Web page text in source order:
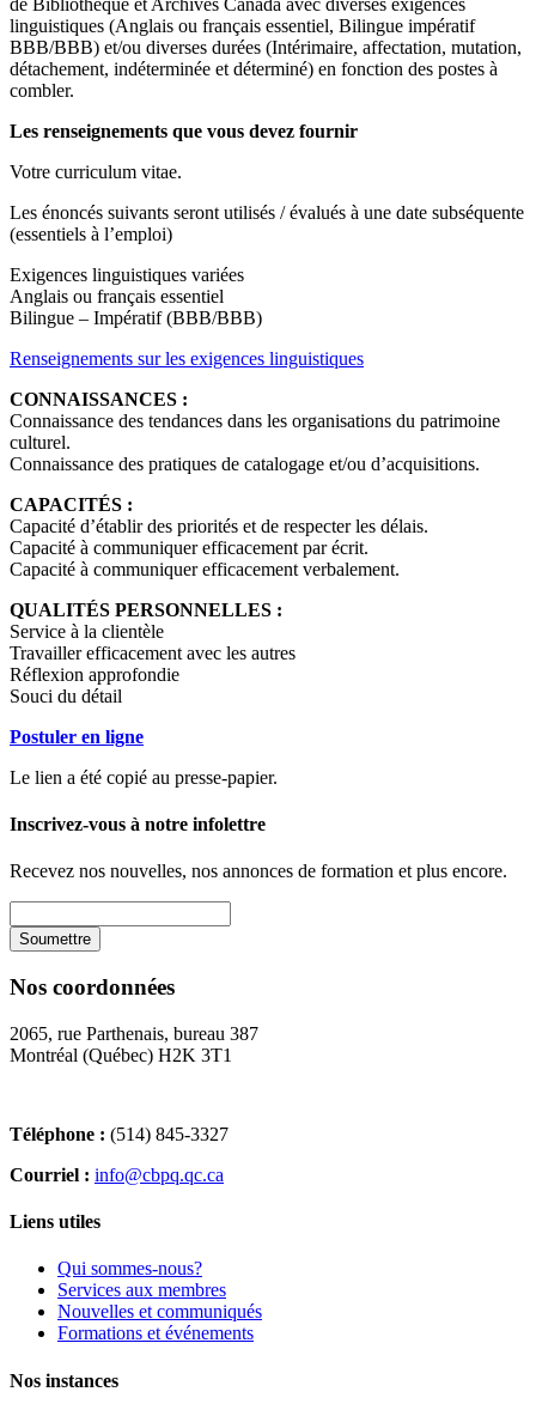
linguistiques (Anglais ou français essentiel, Bilingue impératif
BBB/BBB) et/ou diverses durées (Intérimaire, affectation, mutation,
détachement, indéterminée et déterminé) en fonction des postes à
combler.
Les renseignements que vous devez fournir
Votre curriculum vitae.
Les énoncés suivants seront utilisés / évalués à une date subséquente
(essentiels à l’emploi)
Exigences linguistiques variées
Anglais ou français essentiel
Bilingue – Impératif (BBB/BBB)
Renseignements sur les exigences linguistiques
CONNAISSANCES :
Connaissance des tendances dans les organisations du patrimoine
culturel.
Connaissance des pratiques de catalogage et/ou d’acquisitions.
CAPACITÉS :
Capacité d’établir des priorités et de respecter les délais.
Capacité à communiquer efficacement par écrit.
Capacité à communiquer efficacement verbalement.
QUALITÉS PERSONNELLES :
Service à la clientèle
Travailler efficacement avec les autres
Réflexion approfondie
Souci du détail
Postuler en ligne
Le lien a été copié au presse-papier.
Inscrivez-vous à notre infolettre
Recevez nos nouvelles, nos annonces de formation et plus encore.
Nos coordonnées
2065, rue Parthenais, bureau 387
Montréal (Québec) H2K 3T1
Téléphone : (514) 845-3327
Courriel : info@cbpq.qc.ca
Liens utiles
Qui sommes-nous?
Services aux membres
Nouvelles et communiqués
Formations et événements
Nos instances